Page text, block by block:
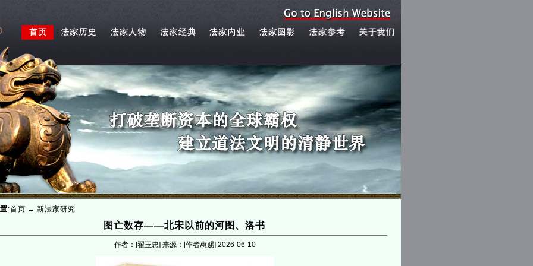
:首页 → 新法家研究
图亡数存——北宋以前的河图、洛书
作者：[翟玉忠] 来源：[作者惠赐] 2026-06-10